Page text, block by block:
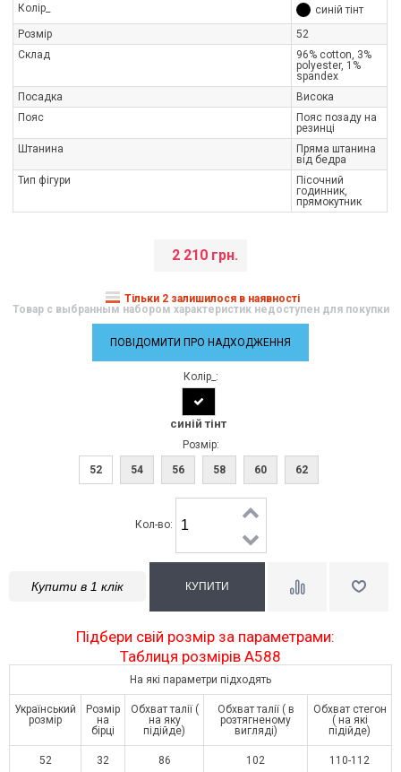
Колір_
синій тінт
Розмір
52
Склад
96% cotton, 3%
polyester, 1%
spandex
Посадка
Висока
Пояс
Пояс позаду на
резинці
Штанина
Пряма штанина
від бедра
Тип фігури
Пісочний
годинник,
прямокутник
2 210 грн.
Тільки 2 залишилося в наявності
Товар с выбранным набором характеристик недоступен для покупки
ПОВІДОМИТИ ПРО НАДХОДЖЕННЯ
Колір_:
синій тінт
Розмір:
52
54 56 58 60 62
Кол-во:
Купити в 1 клік
Підбери свій розмір за параметрами:
Таблиця розмірів A588
На які параметри підходять
Український
розмір
Розмір
на
бірці
Обхват талії (
на яку
підійде)
Обхват талії ( в
розтягненому
вигляді)
Обхват стегон
( на які
підійде)
52 32 86 102 110-112